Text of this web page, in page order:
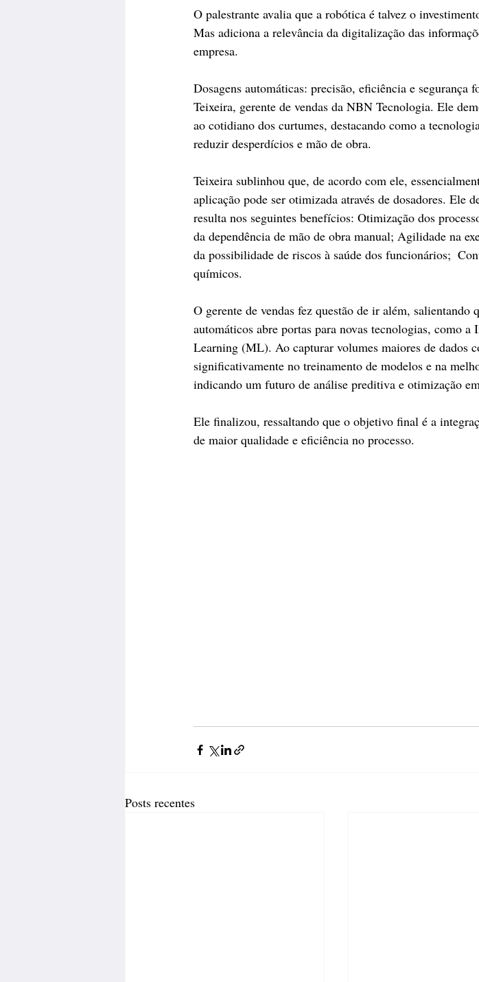
O palestrante avalia que a robótica é talvez o
Mas adiciona a relevância da digitalização das
empresa.
Dosagens automáticas: precisão, eficiência e segurança
Teixeira, gerente de vendas da NBN Tecnologia. Ele
ao cotidiano dos curtumes, destacando como a
reduzir desperdícios e mão de obra.
Teixeira sublinhou que, de acordo com ele,
aplicação pode ser otimizada através de dosadores. Ele
resulta nos seguintes benefícios: Otimização dos
da dependência de mão de obra manual; Agilidade na
da possibilidade de riscos à saúde dos funcionários;
químicos.
O gerente de vendas fez questão de ir além, salientando
automáticos abre portas para novas tecnologias, como
Learning (ML). Ao capturar volumes maiores de dados
significativamente no treinamento de modelos e na
indicando um futuro de análise preditiva e otimização
Ele finalizou, ressaltando que o objetivo final é a
de maior qualidade e eficiência no processo.
Posts recentes